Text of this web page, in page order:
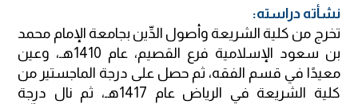
نشأته دراسته:
تخرج من كلية الشريعة وأصول الدِّين بجامعة الإمام محمد
بن سعود الإسلامية فرع القصيم، عام 1410هـ، وعين
معيدًا في قسم الفقه، ثم حصل على درجة الماجستير من
كلية الشريعة في الرياض عام 1417هـ، ثم نال درجة